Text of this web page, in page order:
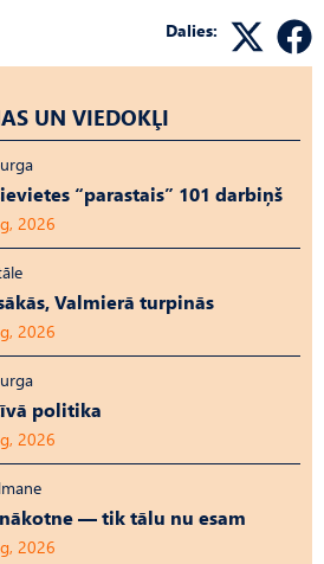
Dalies:
UN VIEDOKĻI
“parastais” 101 darbiņš
2026
Valmierā turpinās
2026
politika
2026
— tik tālu nu esam
2026